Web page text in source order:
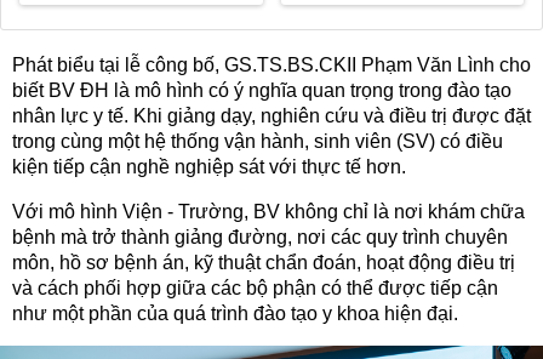
Phát biểu tại lễ công bố, GS.TS.BS.CKII Phạm Văn Lình cho
biết BV ĐH là mô hình có ý nghĩa quan trọng trong đào tạo
nhân lực y tế. Khi giảng dạy, nghiên cứu và điều trị được đặt
trong cùng một hệ thống vận hành, sinh viên (SV) có điều
kiện tiếp cận nghề nghiệp sát với thực tế hơn.
Với mô hình Viện - Trường, BV không chỉ là nơi khám chữa
bệnh mà trở thành giảng đường, nơi các quy trình chuyên
môn, hồ sơ bệnh án, kỹ thuật chẩn đoán, hoạt động điều trị
và cách phối hợp giữa các bộ phận có thể được tiếp cận
như một phần của quá trình đào tạo y khoa hiện đại.